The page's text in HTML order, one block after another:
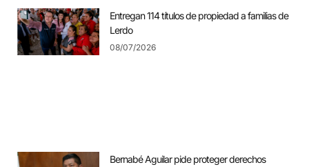
Entregan 114 títulos de propiedad a familias de
Lerdo
08/07/2026
Bernabé Aguilar pide proteger derechos